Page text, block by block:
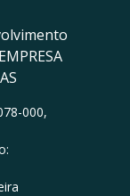
000,